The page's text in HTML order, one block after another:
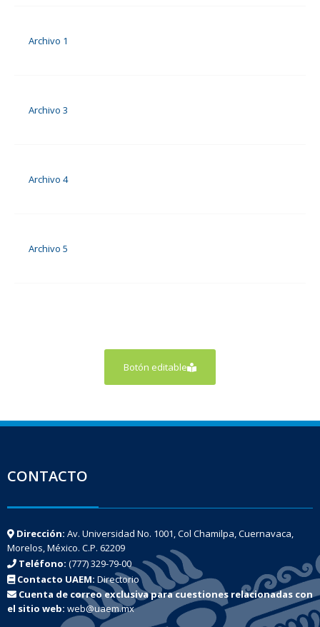
Archivo 1
Archivo 3
Archivo 4
Archivo 5
Botón editable
CONTACTO
Dirección: Av. Universidad No. 1001, Col Chamilpa, Cuernavaca,
Morelos, México. C.P. 62209
Teléfono: (777) 329-79-00
Contacto UAEM: Directorio
Cuenta de correo exclusiva para cuestiones relacionadas con
el sitio web: web@uaem.mx